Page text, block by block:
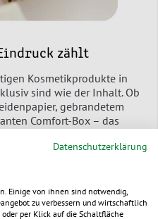
zählt
Kosmetikprodukte in
sind wie der Inhalt. Ob
gebrandetem
Comfort-Box – das
Datenschutzerklärung
Einige von ihnen sind notwendig,
zu verbessern und wirtschaftlich
per Klick auf die Schaltfläche